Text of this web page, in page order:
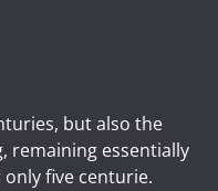
but also the
remaining essentially
five centurie.